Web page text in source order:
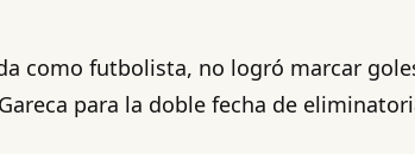
como futbolista, no logró marcar
para la doble fecha de